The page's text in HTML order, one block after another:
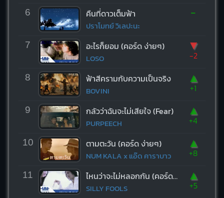
6 คืนที่ดาวเต็มฟ้า
ปราโมทย์ วิเลปะนะ
-
7 อะไรก็ยอม (คอร์ด ง่ายๆ)
LOSO
▼
-2
8 ฟ้าสีครามกับความเป็นจริง
BOVINI
▲
+1
9 กลัวว่าฉันจะไม่เสียใจ (Fear)
PURPEECH
▲
+4
10 ตามตะวัน (คอร์ด ง่ายๆ)
NUM KALA x แอ๊ด คาราบาว
▲
+8
11 ไหนว่าจะไม่หลอกกัน (คอร์ด ง่ายๆ)
SILLY FOOLS
▲
+5